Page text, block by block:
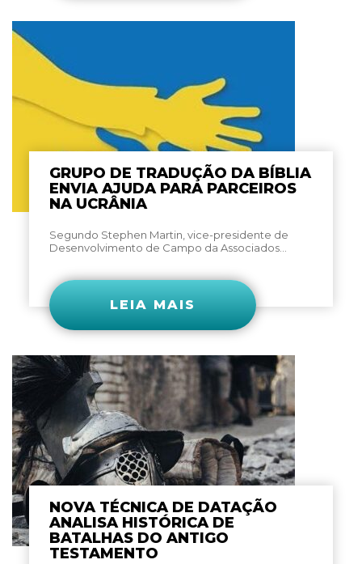
GRUPO DE TRADUÇÃO DA BÍBLIA
ENVIA AJUDA PARA PARCEIROS
NA UCRÂNIA
Segundo Stephen Martin, vice-presidente de
Desenvolvimento de Campo da Associados...
LEIA MAIS
NOVA TÉCNICA DE DATAÇÃO
ANALISA HISTÓRICA DE
BATALHAS DO ANTIGO
TESTAMENTO